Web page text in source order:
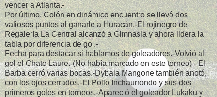
vencer a Atlanta.-
Por último, Colón en dinámico encuentro se llevó dos
valiosos puntos al ganarle a Huracán.-El rojinegro de
Regalería La Central alcanzó a Gimnasia y ahora lidera la
tabla por diferencia de gol.-
Fecha para destacar si hablamos de goleadores.-Volvió al
gol el Chato Laure.-(No había marcado en este torneo) - El
Barba cerró varias bocas.-Dybala Mangone también anotó,
con los ojos cerrados.-El Pollo Inchaurrondo y sus dos
primeros goles en torneos.-Apareció el goleador Lukaku y